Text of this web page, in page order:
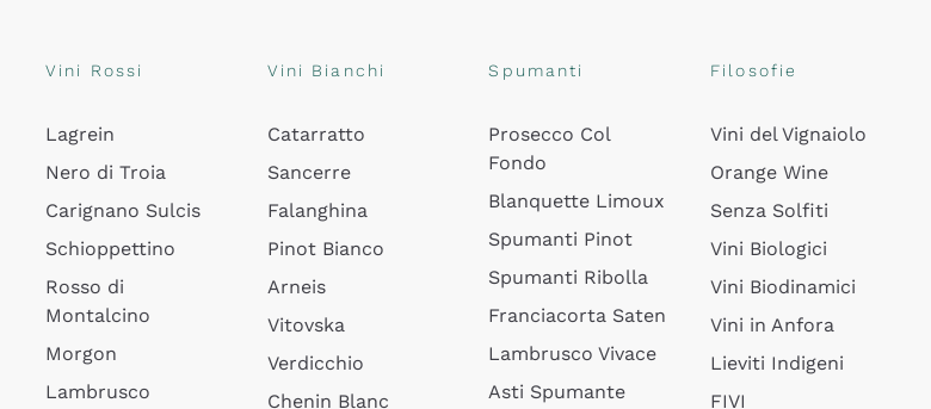
Vini Rossi
Lagrein
Nero di Troia
Carignano Sulcis
Schioppettino
Rosso di
Montalcino
Morgon
Lambrusco
Vini Bianchi
Catarratto
Sancerre
Falanghina
Pinot Bianco
Arneis
Vitovska
Verdicchio
Chenin Blanc
Spumanti
Prosecco Col
Fondo
Blanquette Limoux
Spumanti Pinot
Spumanti Ribolla
Franciacorta Saten
Lambrusco Vivace
Asti Spumante
Filosofie
Vini del Vignaiolo
Orange Wine
Senza Solfiti
Vini Biologici
Vini Biodinamici
Vini in Anfora
Lieviti Indigeni
FIVI